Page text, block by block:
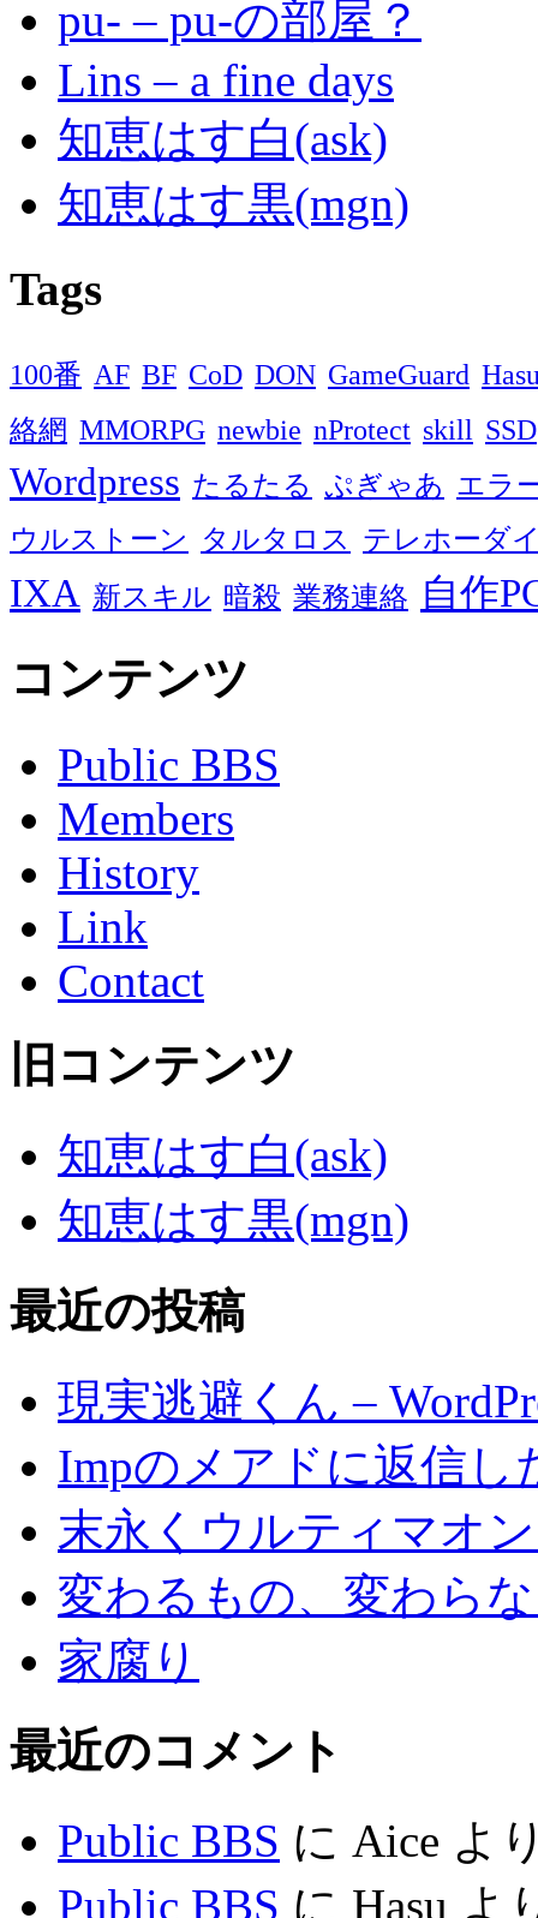
pu- – pu-の部屋？
Lins – a fine days
知恵はす白(ask)
知恵はす黒(mgn)
Tags
100番 AF BF CoD DON GameGuard
絡網 MMORPG newbie nProtect skill SSD
Wordpress たるたる ぷぎゃあ エラ
ウルストーン タルタロス テレホーダ
IXA 新スキル 暗殺 業務連絡 自作
コンテンツ
Public BBS
Members
History
Link
Contact
旧コンテンツ
知恵はす白(ask)
知恵はす黒(mgn)
最近の投稿
現実逃避くん –
Impのメアドに返信し
末永くウルティマオ
変わるもの、変わら
家腐り
最近のコメント
Public BBS に Aice よ
Public BBS に Hasu よ